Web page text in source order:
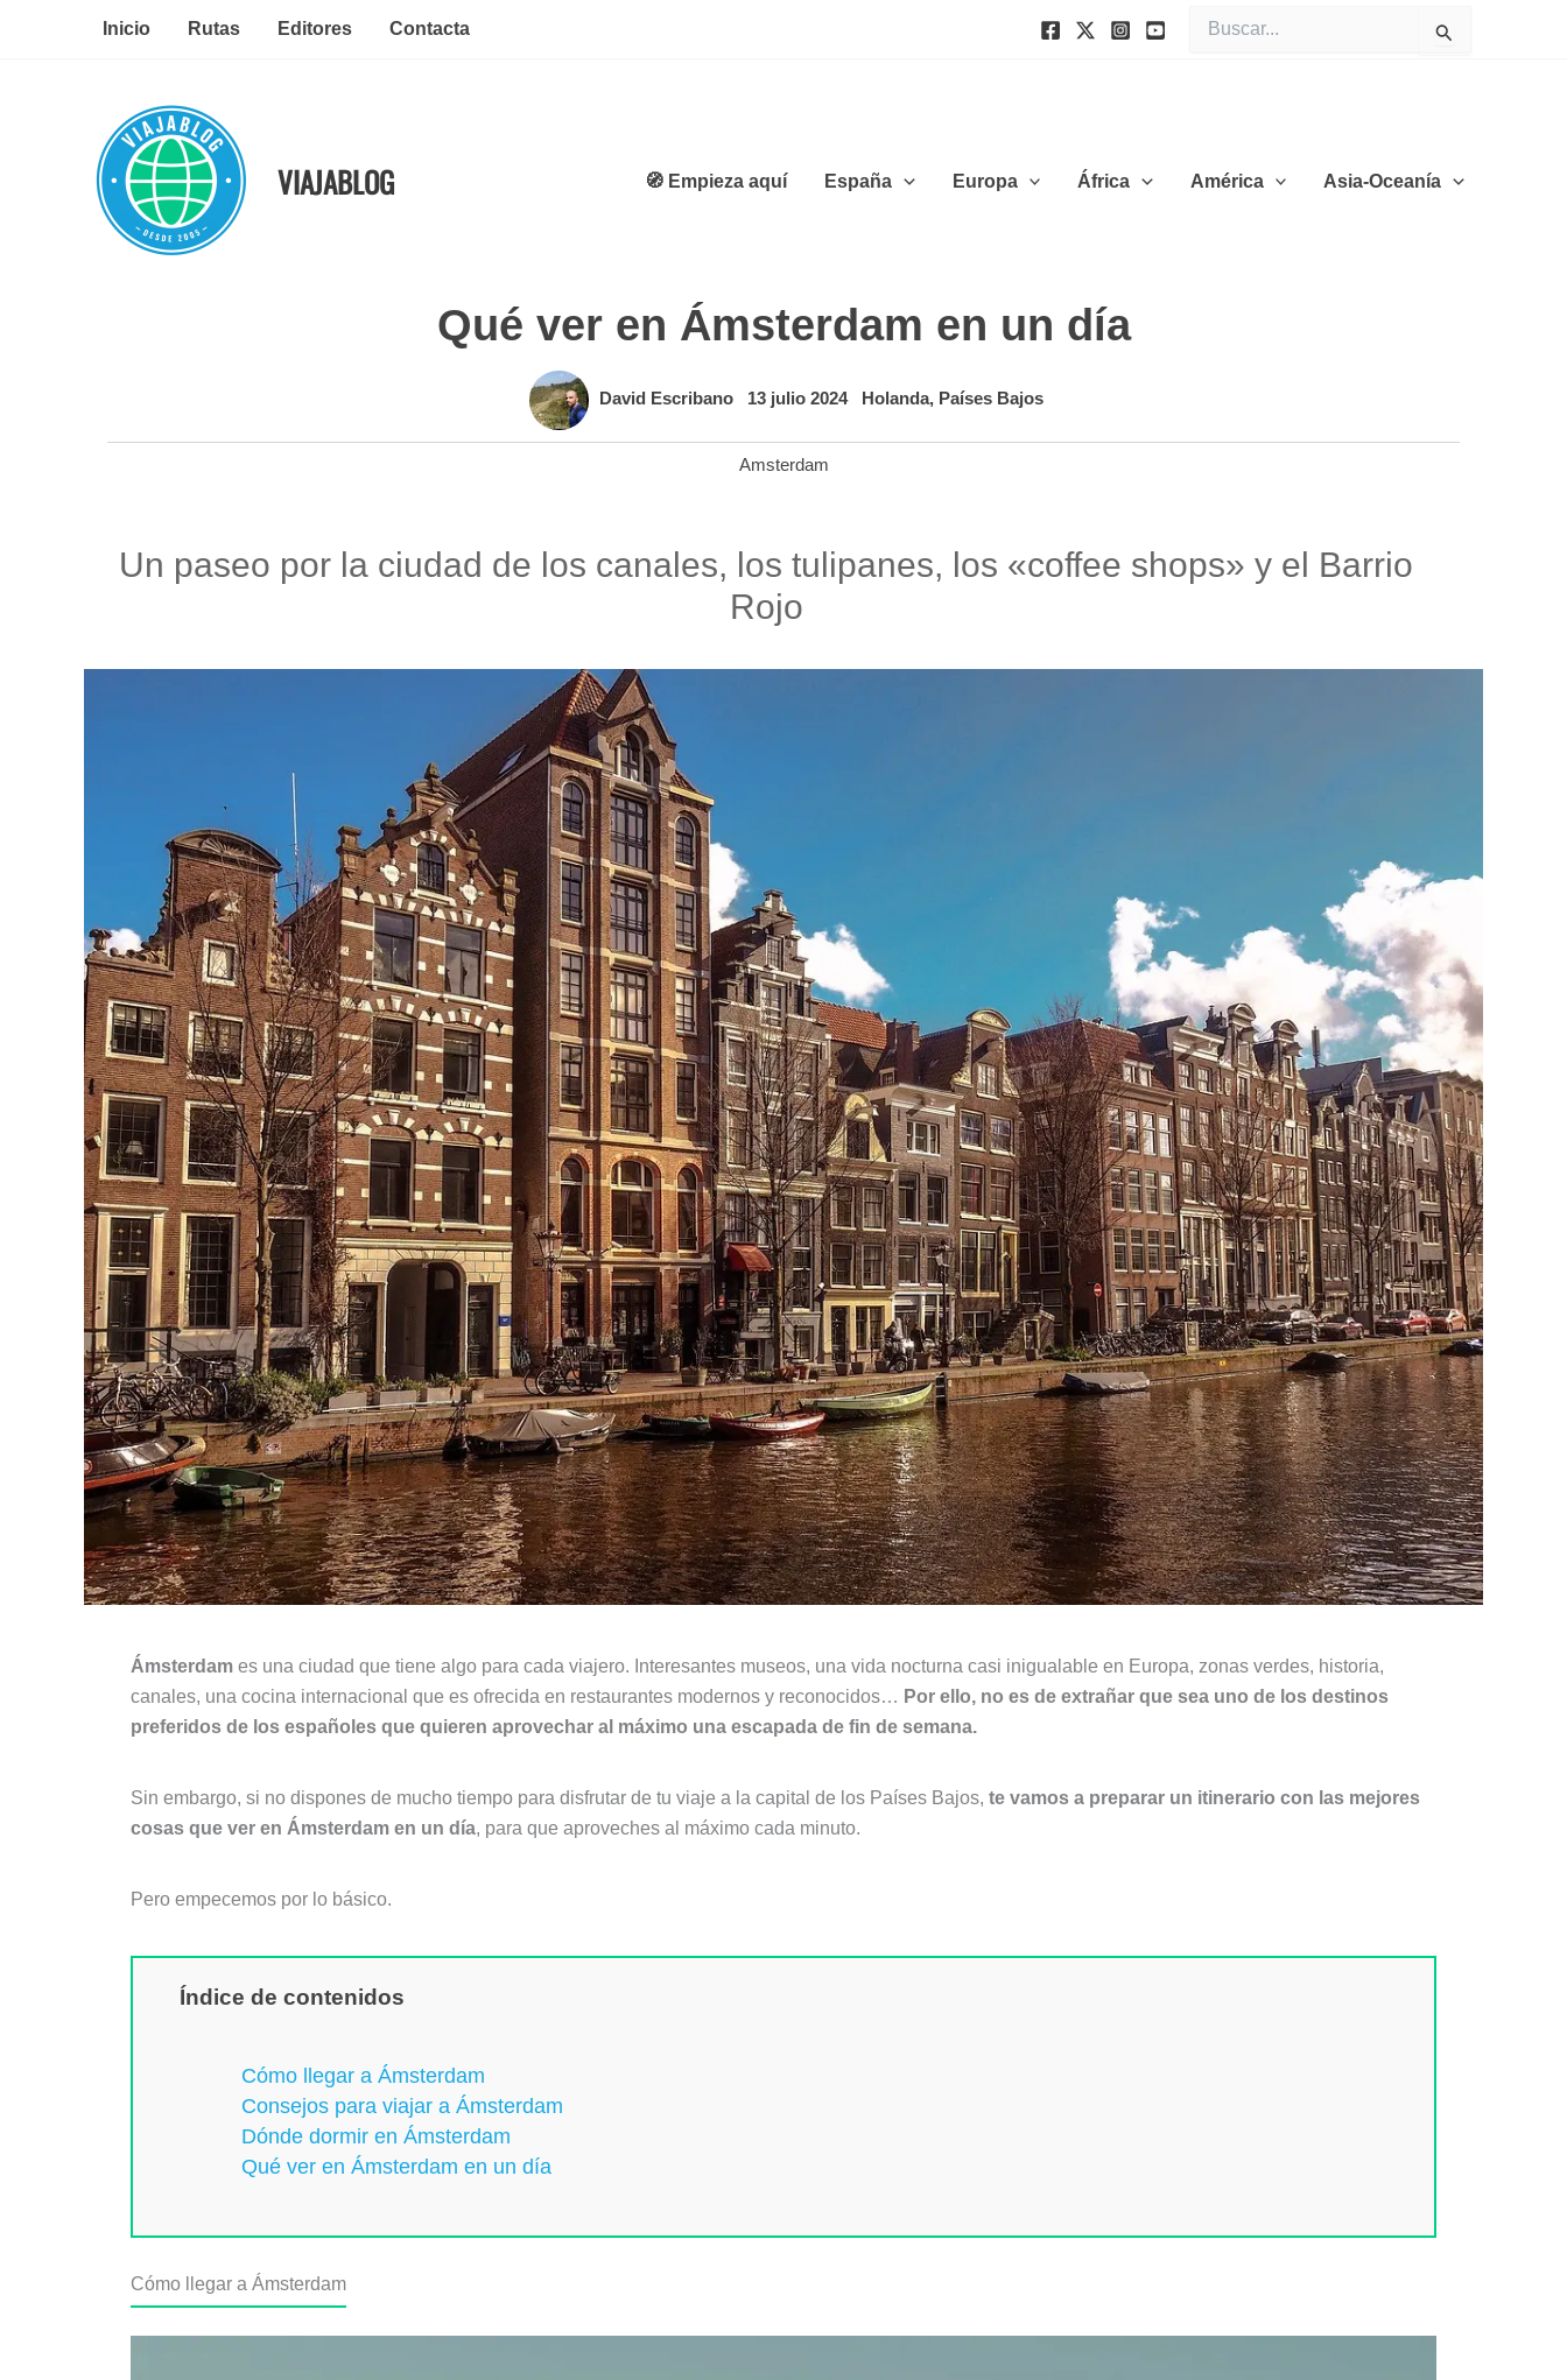
Inicio Rutas Editores Contacta
por:
VIAJABLOG 🧭 Empieza aquí España Europa África América Asia-Oceanía
Qué ver en Ámsterdam en un día
David Escribano 13 julio 2024 Holanda, Países Bajos
Amsterdam
Un paseo por la ciudad de los canales, los tulipanes, los «coffee shops» y el Barrio
Rojo
Ámsterdam es una ciudad que tiene algo para cada viajero. Interesantes museos, una vida nocturna casi inigualable en Europa, zonas verdes, historia,
canales, una cocina internacional que es ofrecida en restaurantes modernos y reconocidos… Por ello, no es de extrañar que sea uno de los destinos
preferidos de los españoles que quieren aprovechar al máximo una escapada de fin de semana.
Sin embargo, si no dispones de mucho tiempo para disfrutar de tu viaje a la capital de los Países Bajos, te vamos a preparar un itinerario con las mejores
cosas que ver en Ámsterdam en un día, para que aproveches al máximo cada minuto.
Pero empecemos por lo básico.
Índice de contenidos
Cómo llegar a Ámsterdam
Consejos para viajar a Ámsterdam
Dónde dormir en Ámsterdam
Qué ver en Ámsterdam en un día
Cómo llegar a Ámsterdam